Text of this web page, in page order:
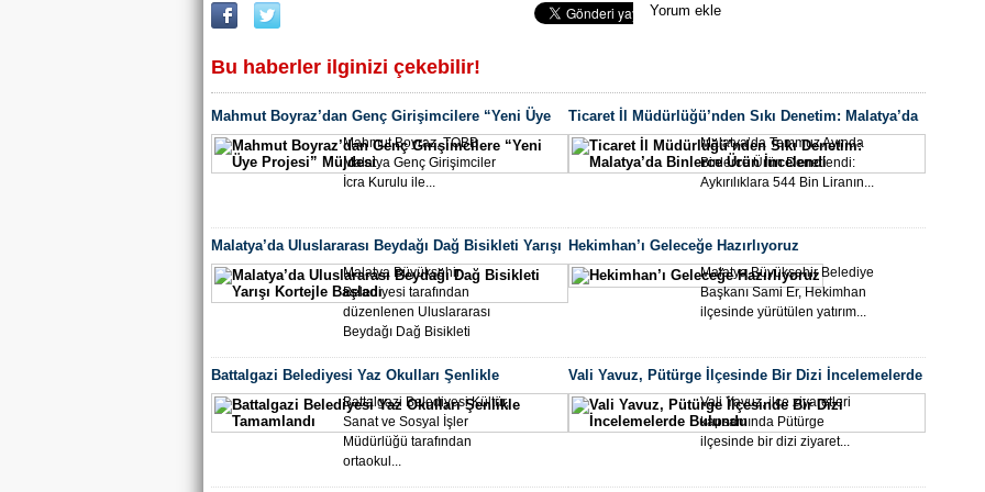
Seo UzmanıYorum ekle
Bu haberler ilginizi çekebilir!
Mahmut Boyraz’dan Genç Girişimcilere “Yeni Üye
Projesi” Müjdesi
Mahmut Boyraz, TOBB
Malatya Genç Girişimciler
İcra Kurulu ile...
Ticaret İl Müdürlüğü’nden Sıkı Denetim: Malatya’da
Binlerce Ürün İncelendiMalatya’da Temmuz Ayında
Binlerce Ürün Denetlendi:
Aykırılıklara 544 Bin Liranın...
Malatya’da Uluslararası Beydağı Dağ Bisikleti Yarışı
Kortejle Başladı
Malatya Büyükşehir
Belediyesi tarafından
düzenlenen Uluslararası
Beydağı Dağ Bisikleti
Hekimhan’ı Geleceğe Hazırlıyoruz
Malatya Büyükşehir Belediye
Başkanı Sami Er, Hekimhan
ilçesinde yürütülen yatırım...
Battalgazi Belediyesi Yaz Okulları Şenlikle
Tamamlandı
Battalgazi Belediyesi Kültür,
Sanat ve Sosyal İşler
Müdürlüğü tarafından
ortaokul...
Vali Yavuz, Pütürge İlçesinde Bir Dizi İncelemelerde
Bulundu
Vali Yavuz, ilçe ziyaretleri
kapsamında Pütürge
ilçesinde bir dizi ziyaret...